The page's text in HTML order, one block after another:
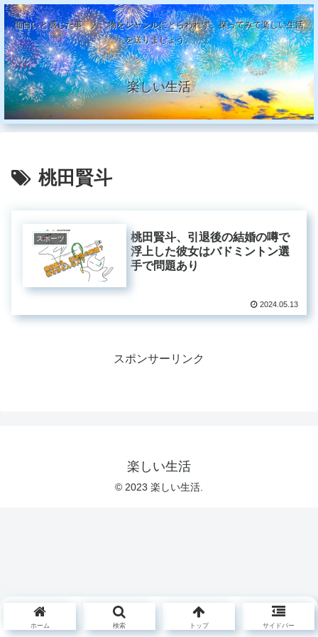
面白いと感じた事、人、物をジャンルにとらわれず、探ってみて楽しい生活
を送りましょう。
楽しい生活
桃田賢斗
スポーツ
桃田賢斗、引退後の結婚の噂で
浮上した彼女はバドミントン選
手で問題あり
2024.05.13
スポンサーリンク
楽しい生活
© 2023 楽しい生活.
ホーム 検索 トップ サイドバー